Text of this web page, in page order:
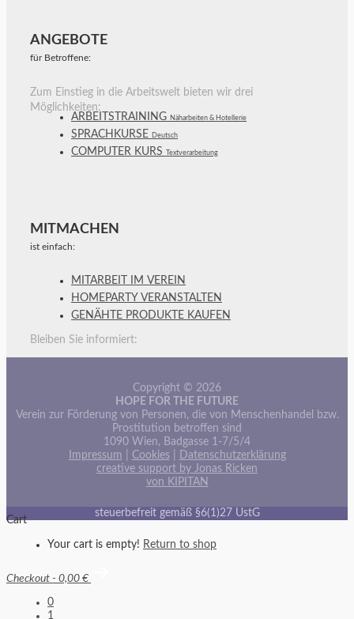
ANGEBOTE
für Betroffene:
Zum Einstieg in die Arbeitswelt bieten wir drei
Möglichkeiten:
ARBEITSTRAINING Näharbeiten & Hotellerie
SPRACHKURSE Deutsch
COMPUTER KURS Textverarbeitung
MITMACHEN
ist einfach:
MITARBEIT IM VEREIN
HOMEPARTY VERANSTALTEN
GENÄHTE PRODUKTE KAUFEN
Bleiben Sie informiert:
Copyright © 2026
HOPE FOR THE FUTURE
Verein zur Förderung von Personen, die von Menschenhandel bzw.
Prostitution betroffen sind
1090 Wien, Badgasse 1-7/5/4
Impressum
Cookies|
Datenschutzerklärung
creative support by Jonas Ricken
von KIPITAN
steuerbefreit gemäß §6(1)27 UstG
Cart
Your cart is empty! Return to shop
Checkout - 0,00 €
0
1